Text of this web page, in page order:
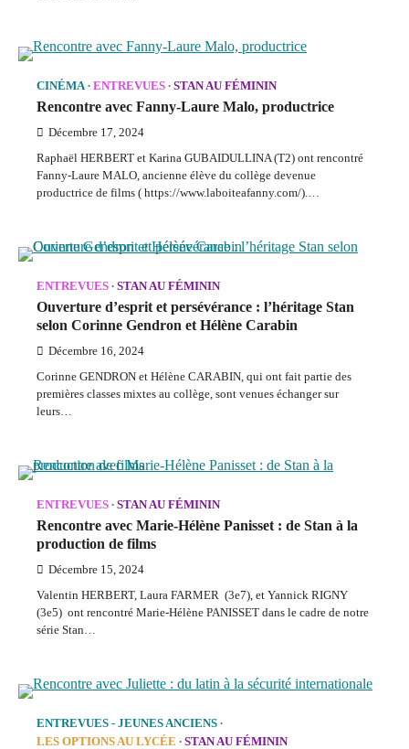
CINÉMA ENTREVUES STAN AU FÉMININ
Rencontre avec Fanny-Laure Malo, productrice
Décembre 17, 2024
Raphaël HERBERT et Karina GUBAIDULLINA (T2) ont rencontré
Fanny-Laure MALO, ancienne élève du collège devenue
productrice de films ( https://www.laboiteafanny.com/).…
ENTREVUES STAN AU FÉMININ
Ouverture d’esprit et persévérance : l’héritage Stan
selon Corinne Gendron et Hélène Carabin
Décembre 16, 2024
Corinne GENDRON et Hélène CARABIN, qui ont fait partie des
premières classes mixtes au collège, sont venues échanger sur
leurs…
ENTREVUES STAN AU FÉMININ
Rencontre avec Marie-Hélène Panisset : de Stan à la
production de films
Décembre 15, 2024
Valentin HERBERT, Laura FARMER (3e7), et Yannick RIGNY
(3e5) ont rencontré Marie-Hélène PANISSET dans le cadre de notre
série Stan…
ENTREVUES - JEUNES ANCIENS
LES OPTIONS AU LYCÉE
STAN AU FÉMININ